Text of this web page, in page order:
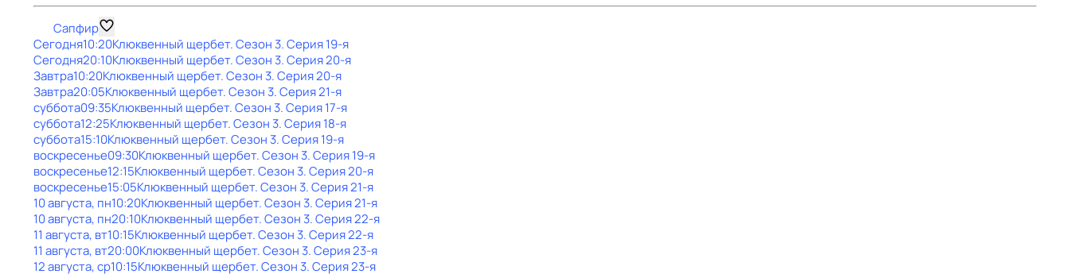
Сапфир
Сегодня10:20Клюквенный щербет. Сезон 3. Серия 19-я
Сегодня20:10Клюквенный щербет. Сезон 3. Серия 20-я
Завтра10:20Клюквенный щербет. Сезон 3. Серия 20-я
Завтра20:05Клюквенный щербет. Сезон 3. Серия 21-я
суббота09:35Клюквенный щербет. Сезон 3. Серия 17-я
суббота12:25Клюквенный щербет. Сезон 3. Серия 18-я
суббота15:10Клюквенный щербет. Сезон 3. Серия 19-я
воскресенье09:30Клюквенный щербет. Сезон 3. Серия 19-я
воскресенье12:15Клюквенный щербет. Сезон 3. Серия 20-я
воскресенье15:05Клюквенный щербет. Сезон 3. Серия 21-я
10 августа, пн10:20Клюквенный щербет. Сезон 3. Серия 21-я
10 августа, пн20:10Клюквенный щербет. Сезон 3. Серия 22-я
11 августа, вт10:15Клюквенный щербет. Сезон 3. Серия 22-я
11 августа, вт20:00Клюквенный щербет. Сезон 3. Серия 23-я
12 августа, ср10:15Клюквенный щербет. Сезон 3. Серия 23-я